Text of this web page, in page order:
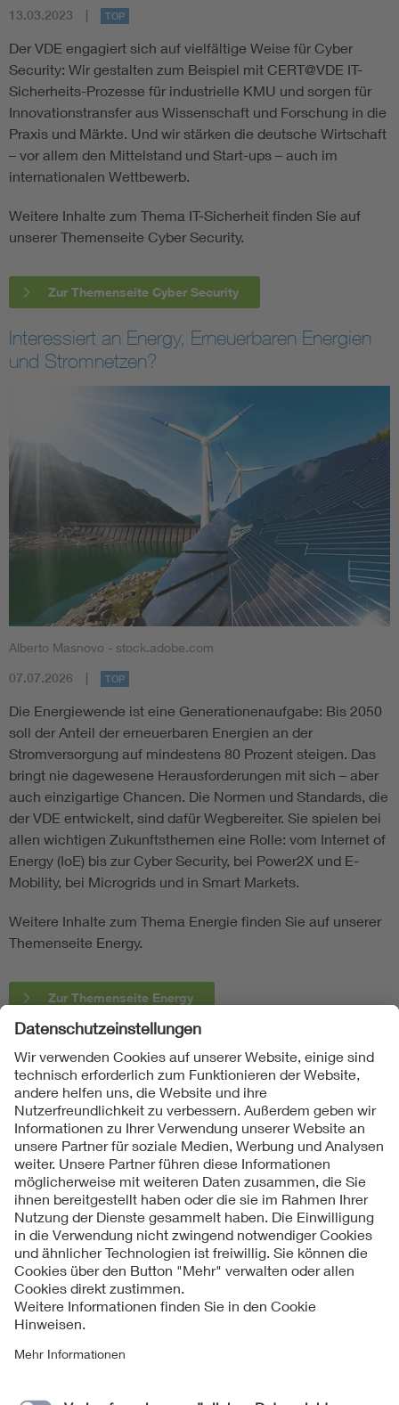
13.03.2023 TOP
Der VDE engagiert sich auf vielfältige Weise für Cyber
Security: Wir gestalten zum Beispiel mit CERT@VDE IT-
Sicherheits-Prozesse für industrielle KMU und sorgen für
Innovationstransfer aus Wissenschaft und Forschung in die
Praxis und Märkte. Und wir stärken die deutsche Wirtschaft
– vor allem den Mittelstand und Start-ups – auch im
internationalen Wettbewerb.
Weitere Inhalte zum Thema IT-Sicherheit finden Sie auf
unserer Themenseite Cyber Security.
Zur Themenseite Cyber Security
Interessiert an Energy, Erneuerbaren Energien
und Stromnetzen?
Alberto Masnovo - stock.adobe.com
07.07.2026 TOP
Die Energiewende ist eine Generationenaufgabe: Bis 2050
soll der Anteil der erneuerbaren Energien an der
Stromversorgung auf mindestens 80 Prozent steigen. Das
bringt nie dagewesene Herausforderungen mit sich – aber
auch einzigartige Chancen. Die Normen und Standards, die
der VDE entwickelt, sind dafür Wegbereiter. Sie spielen bei
allen wichtigen Zukunftsthemen eine Rolle: vom Internet of
Energy (IoE) bis zur Cyber Security, bei Power2X und E-
Mobility, bei Microgrids und in Smart Markets.
Weitere Inhalte zum Thema Energie finden Sie auf unserer
Themenseite Energy.
Zur Themenseite Energy
Folgen Sie uns
Kontakte
Service
Impressum
Datenschutzinformationen
Cookie Hinweise